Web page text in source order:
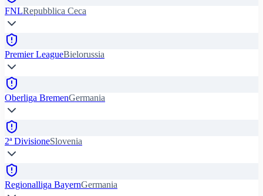
FNLRepubblica Ceca
Premier LeagueBielorussia
Oberliga BremenGermania
2ª DivisioneSlovenia
Regionalliga BayernGermania